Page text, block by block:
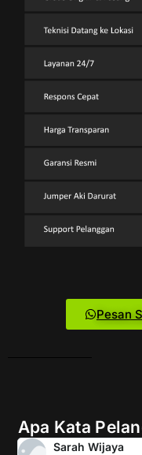
Pesan
Apa Kata
Sarah Wijaya